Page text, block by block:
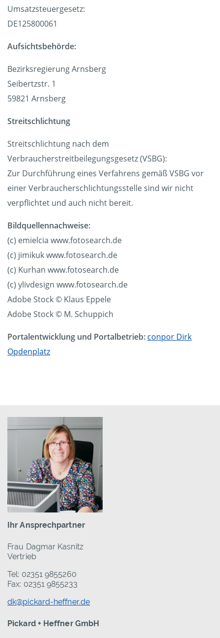
Umsatzsteuergesetz:
DE125800061
Aufsichtsbehörde:
Bezirksregierung Arnsberg
Seibertzstr. 1
59821 Arnsberg
Streitschlichtung
Streitschlichtung nach dem
Verbraucherstreitbeilegungsgesetz (VSBG):
Zur Durchführung eines Verfahrens gemäß VSBG vor
einer Verbraucherschlichtungsstelle sind wir nicht
verpflichtet und auch nicht bereit.
Bildquellennachweise:
(c) emielcia www.fotosearch.de
(c) jimikuk www.fotosearch.de
(c) Kurhan www.fotosearch.de
(c) ylivdesign www.fotosearch.de
Adobe Stock © Klaus Eppele
Adobe Stock © M. Schuppich
Portalentwicklung und Portalbetrieb: conpor Dirk
Opdenplatz
Ihr Ansprechpartner
Frau Dagmar Kasnitz
Vertrieb
Tel: 02351 9855260
Fax: 02351 9855233
dk@pickard-heffner.de
Pickard + Heffner GmbH